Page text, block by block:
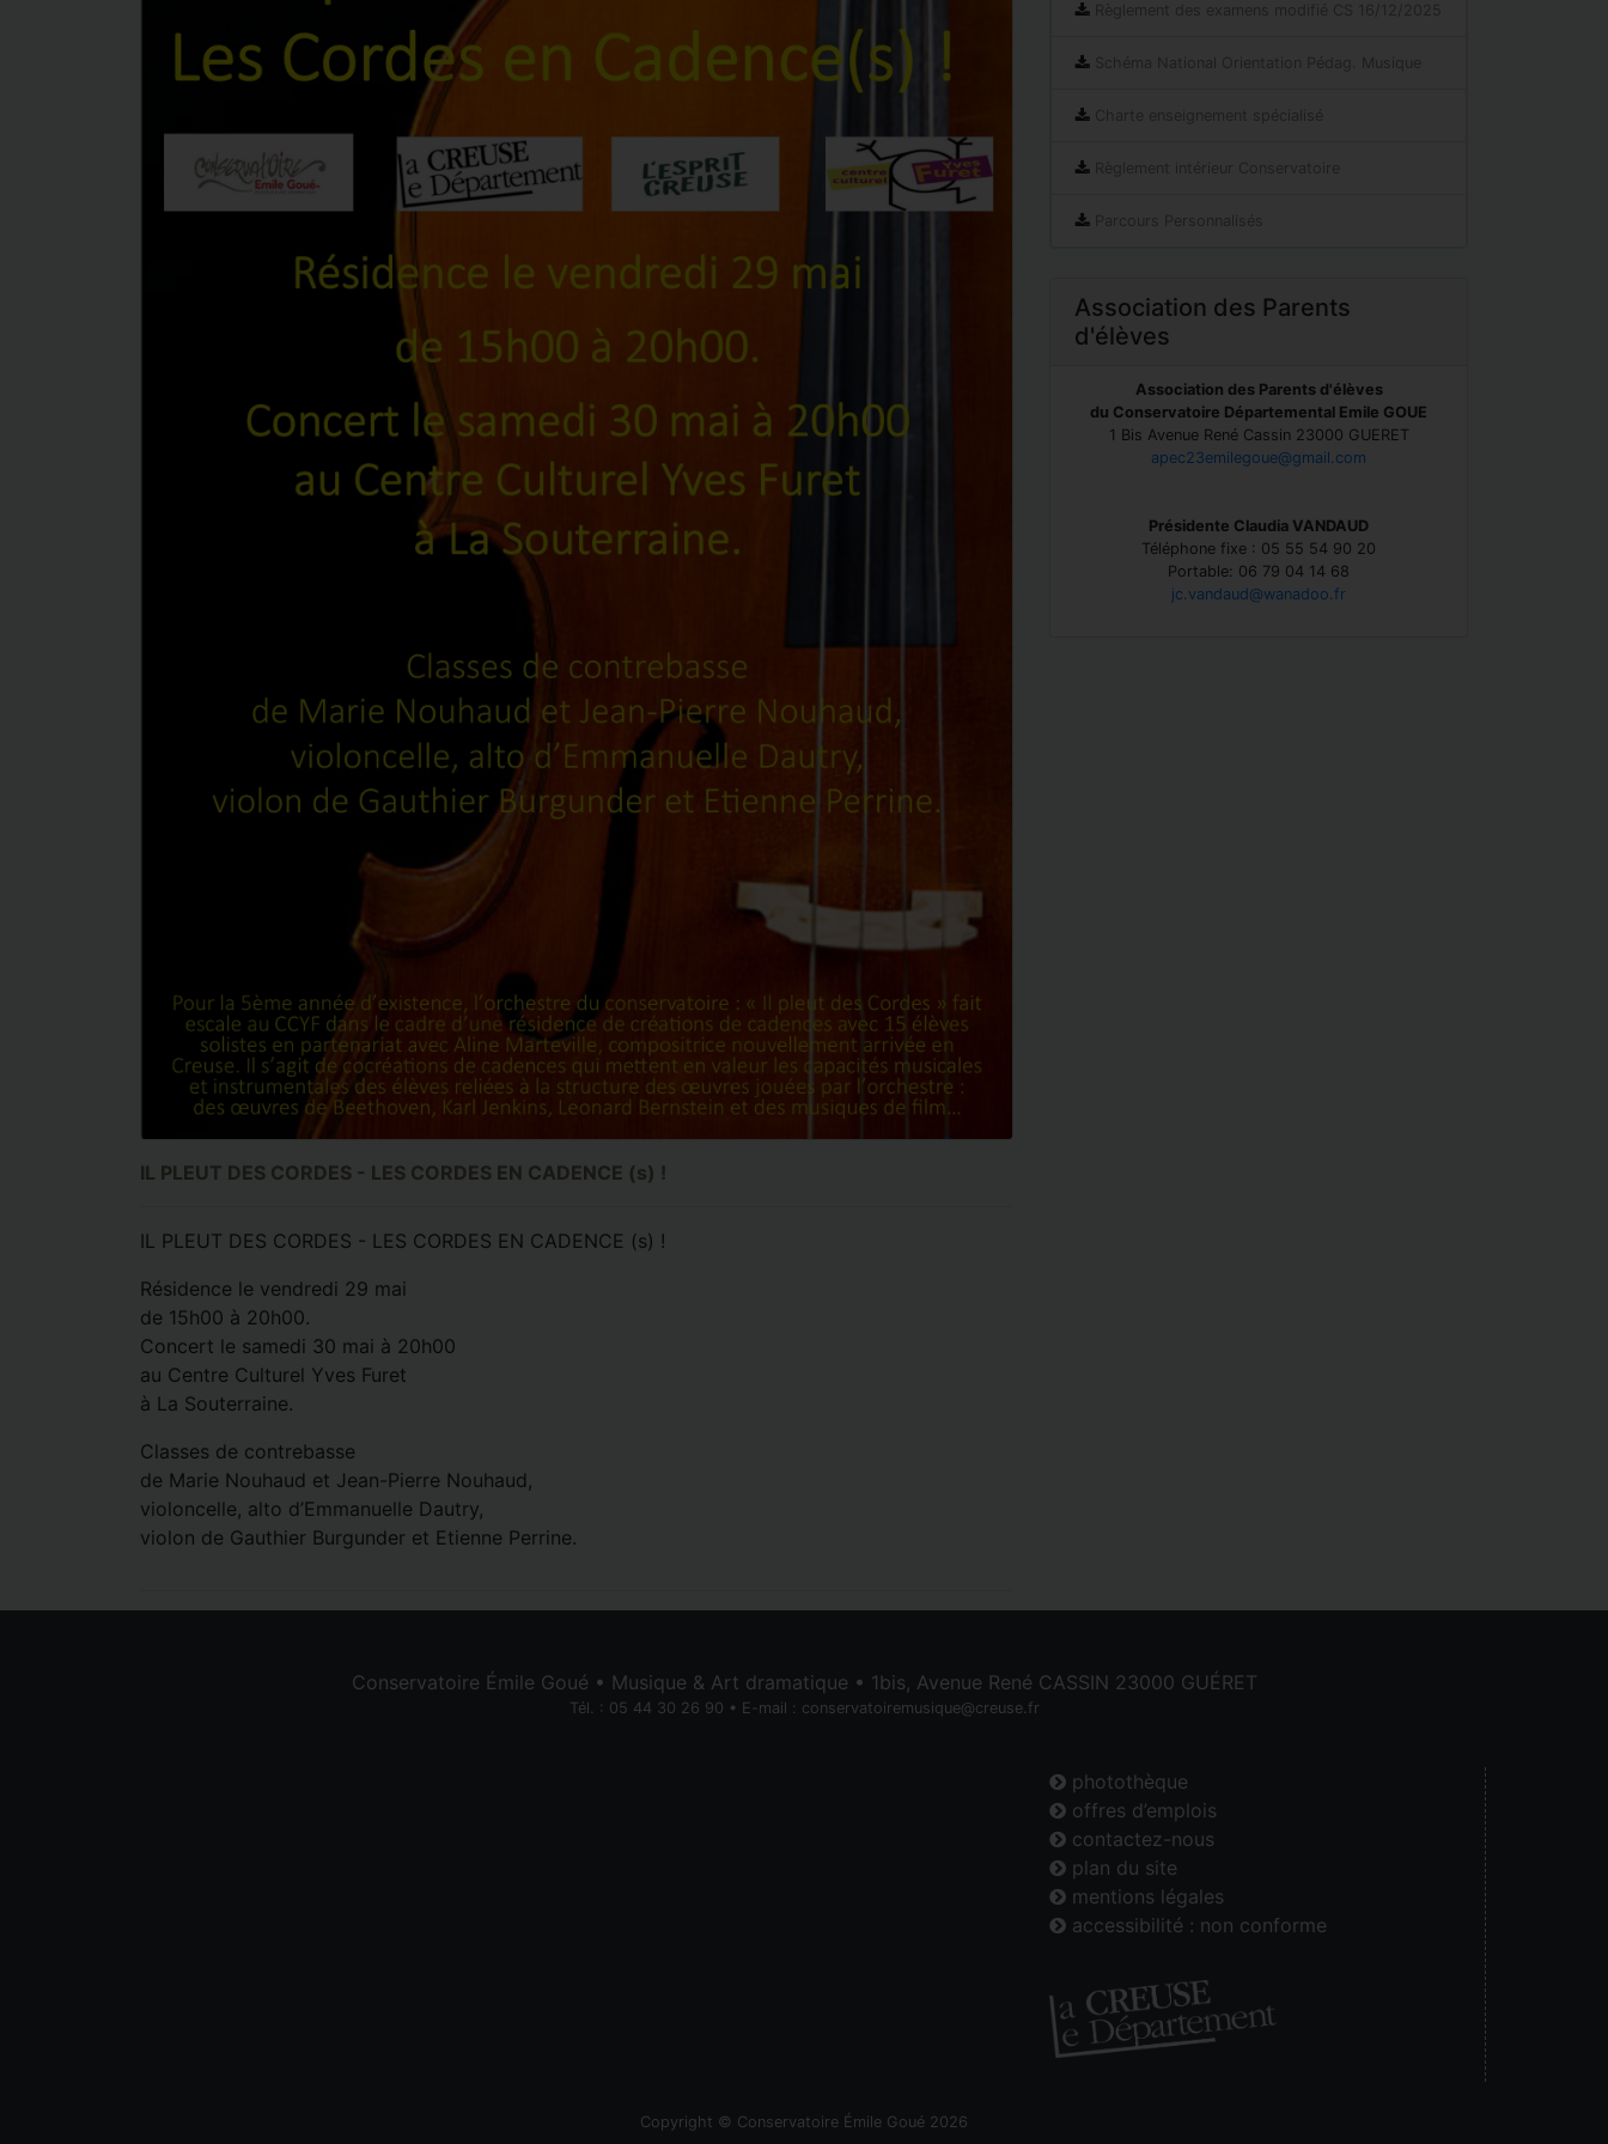
IL PLEUT DES CORDES - LES CORDES EN CADENCE (s) !
IL PLEUT DES CORDES - LES CORDES EN CADENCE (s) !
Résidence le vendredi 29 mai
de 15h00 à 20h00.
Concert le samedi 30 mai à 20h00
au Centre Culturel Yves Furet
à La Souterraine.
Classes de contrebasse
de Marie Nouhaud et Jean-Pierre Nouhaud,
violoncelle, alto d’Emmanuelle Dautry,
violon de Gauthier Burgunder et Etienne Perrine.
Règlement des examens modifié CS 16/12/2025
Schéma National Orientation Pédag. Musique
Charte enseignement spécialisé
Règlement intérieur Conservatoire
Parcours Personnalisés
Association des Parents
d'élèves
Association des Parents d'élèves
du Conservatoire Départemental Emile GOUE
1 Bis Avenue René Cassin 23000 GUERET
apec23emilegoue@gmail.com
Présidente Claudia VANDAUD
Téléphone fixe : 05 55 54 90 20
Portable: 06 79 04 14 68
jc.vandaud@wanadoo.fr
Conservatoire Émile Goué • Musique & Art dramatique • 1bis, Avenue René CASSIN 23000 GUÉRET
Tél. : 05 44 30 26 90 • E-mail : conservatoiremusique@creuse.fr
photothèque
offres d’emplois
contactez-nous
plan du site
mentions légales
accessibilité : non conforme
Copyright © Conservatoire Émile Goué 2026